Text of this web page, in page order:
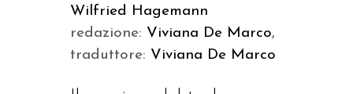
Wilfried Hagemann
redazione: Viviana De Marco,
traduttore: Viviana De Marco